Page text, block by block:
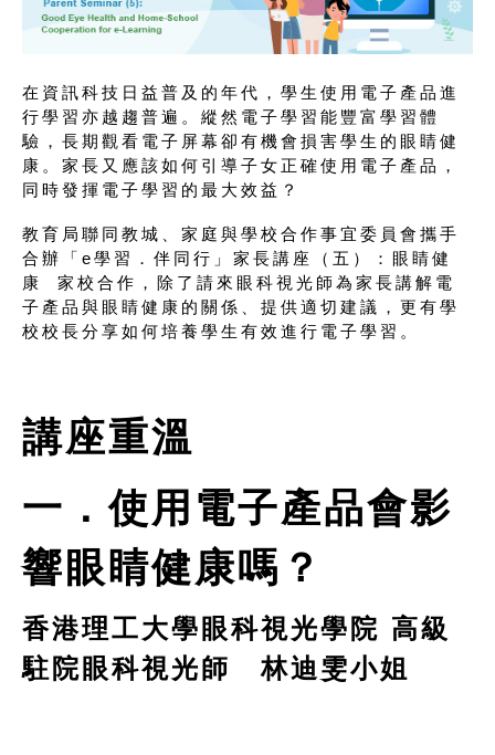
在資訊科技日益普及的年代，學生使用電子產品進
行學習亦越趨普遍。縱然電子學習能豐富學習體
驗，長期觀看電子屏幕卻有機會損害學生的眼睛健
康。家長又應該如何引導子女正確使用電子產品，
同時發揮電子學習的最大效益？
教育局聯同教城、家庭與學校合作事宜委員會攜手
合辦「e學習．伴同行」家長講座（五）：眼睛健
康 家校合作，除了請來眼科視光師為家長講解電
子產品與眼睛健康的關係、提供適切建議，更有學
校校長分享如何培養學生有效進行電子學習。
講座重溫
一．使用電子產品會影
響眼睛健康嗎？
香港理工大學眼科視光學院 高級
駐院眼科視光師 林迪雯小姐